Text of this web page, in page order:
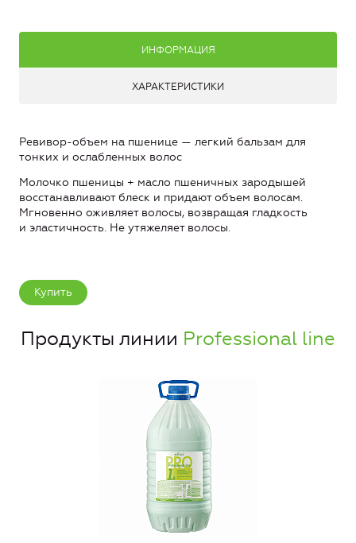
ИНФОРМАЦИЯ
ХАРАКТЕРИСТИКИ
Ревивор-объем на пшенице — легкий бальзам для
тонких и ослабленных волос
Молочко пшеницы + масло пшеничных зародышей
восстанавливают блеск и придают объем волосам.
Мгновенно оживляет волосы, возвращая гладкость
и эластичность. Не утяжеляет волосы.
Купить
Продукты линии Professional line